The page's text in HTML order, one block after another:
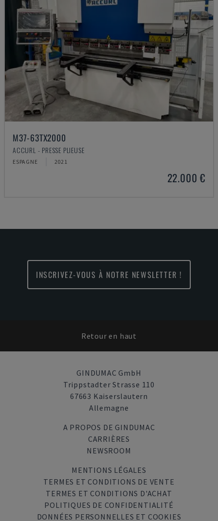
M37-63TX2000
ACCURL - PRESSE PLIEUSE
ESPAGNE 2021
22.000 €
INSCRIVEZ-VOUS À NOTRE NEWSLETTER !
Retour en haut
GINDUMAC GmbH
Trippstadter Strasse 110
67663 Kaiserslautern
Allemagne
A PROPOS DE GINDUMAC
CARRIÈRES
NEWSROOM
MENTIONS LÉGALES
TERMES ET CONDITIONS DE VENTE
TERMES ET CONDITIONS D'ACHAT
POLITIQUES DE CONFIDENTIALITÉ
DONNÉES PERSONNELLES ET COOKIES